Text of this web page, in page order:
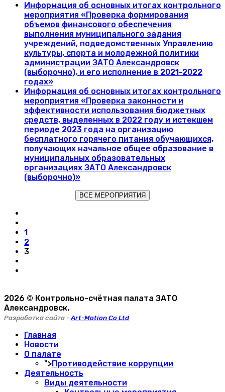
Информация об основных итогах контрольного
мероприятия «Проверка формирования
объемов финансового обеспечения
выполнения муниципального задания
учреждений, подведомственных Управлению
культуры, спорта и молодежной политики
администрации ЗАТО Александровск
(выборочно), и его исполнение в 2021-2022
годах»
Информация об основных итогах контрольного
мероприятия «Проверка законности и
эффективности использования бюджетных
средств, выделенных в 2022 году и истекшем
периоде 2023 года на организацию
бесплатного горячего питания обучающихся,
получающих начальное общее образование в
муниципальных образовательных
организациях ЗАТО Александровск
(выборочно)»
ВСЕ МЕРОПРИЯТИЯ
1
2
3
2026 © Контрольно-счётная палата ЗАТО
Александровск.
Разработка сайта -Art-Motion Co Ltd
Главная
Новости
О палате
">Противодействие коррупции
Деятельность
Виды деятельности